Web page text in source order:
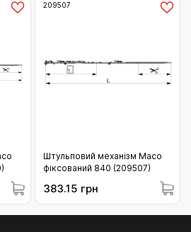
209507
Штульповий механізм Maco
фіксований 840 (209507)
383.15 грн